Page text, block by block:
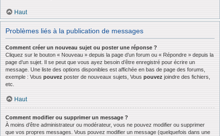
Haut
Problèmes liés à la publication de messages
Comment créer un nouveau sujet ou poster une réponse ?
Cliquez sur le bouton « Nouveau » depuis la page d’un forum ou « Répondre » depuis la
page d’un sujet. Il se peut que vous ayez besoin d’être enregistré pour écrire un
message. Une liste des options disponibles est affichée en bas de page des forums,
exemple : Vous pouvez poster de nouveaux sujets, Vous pouvez joindre des fichiers,
etc.
Haut
Comment modifier ou supprimer un message ?
À moins d’être administrateur ou modérateur, vous ne pouvez modifier ou supprimer
que vos propres messages. Vous pouvez modifier un message (quelquefois dans une